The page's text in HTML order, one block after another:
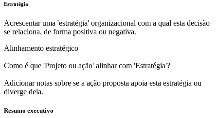
Estratégia
Acrescentar uma 'estratégia' organizacional com a qual esta decisão
se relaciona, de forma positiva ou negativa.
Alinhamento estratégico
Como é que 'Projeto ou ação' alinhar com 'Estratégia'?
Adicionar notas sobre se a ação proposta apoia esta estratégia ou
diverge dela.
Resumo executivo